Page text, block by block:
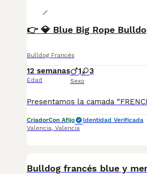
👉 💎 Blue Big Rope
Bulldog Francés
12 semanas
Edad
1 3
Sexo
CriadorCon Afijo
Identidad Verificada
Valencia, Valencia
Bulldog francés blue y